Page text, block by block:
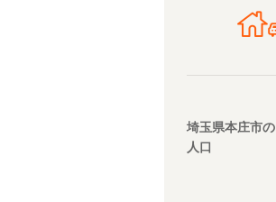
埼玉県本庄市の
人口